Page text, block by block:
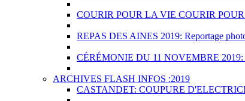
COURIR POUR LA VIE COURIR
REPAS DES AINES 2019: Reportage
CÉRÉMONIE DU 11 NOVEMBRE 2019:
ARCHIVES FLASH INFOS :2019
CASTANDET: COUPURE